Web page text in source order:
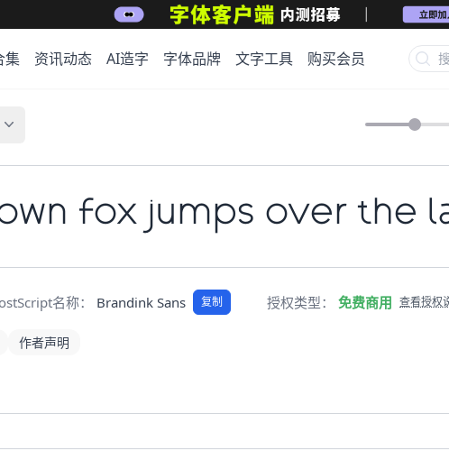
集 资讯动态 AI造字 字体品牌 文字工具 购买会员
fox jumps over the
名称： Brandink Sans 复制 授权类型： 免费商用 查看授权
作者声明